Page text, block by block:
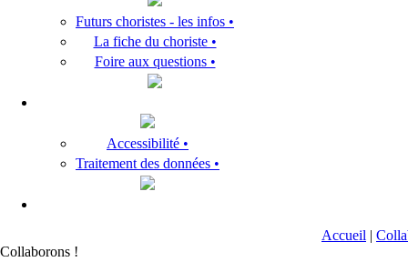
Futurs choristes - les infos •
La fiche du choriste •
Foire aux questions •
Accessibilité •
Traitement des données •
Accueil |
Collaborons !